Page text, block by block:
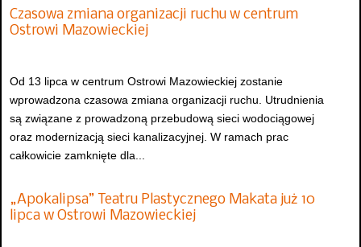
Czasowa zmiana organizacji ruchu w centrum
Ostrowi Mazowieckiej
Od 13 lipca w centrum Ostrowi Mazowieckiej zostanie
wprowadzona czasowa zmiana organizacji ruchu. Utrudnienia
są związane z prowadzoną przebudową sieci wodociągowej
oraz modernizacją sieci kanalizacyjnej. W ramach prac
całkowicie zamknięte dla...
„Apokalipsa” Teatru Plastycznego Makata już 10
lipca w Ostrowi Mazowieckiej